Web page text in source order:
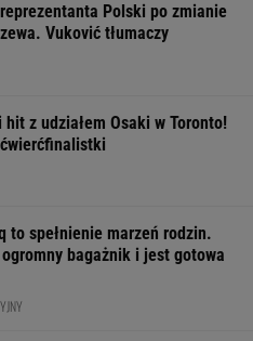
Polski po zmianie
Vuković tłumaczy
z udziałem Osaki w Toronto!
to spełnienie marzeń rodzin.
bagażnik i jest gotowa